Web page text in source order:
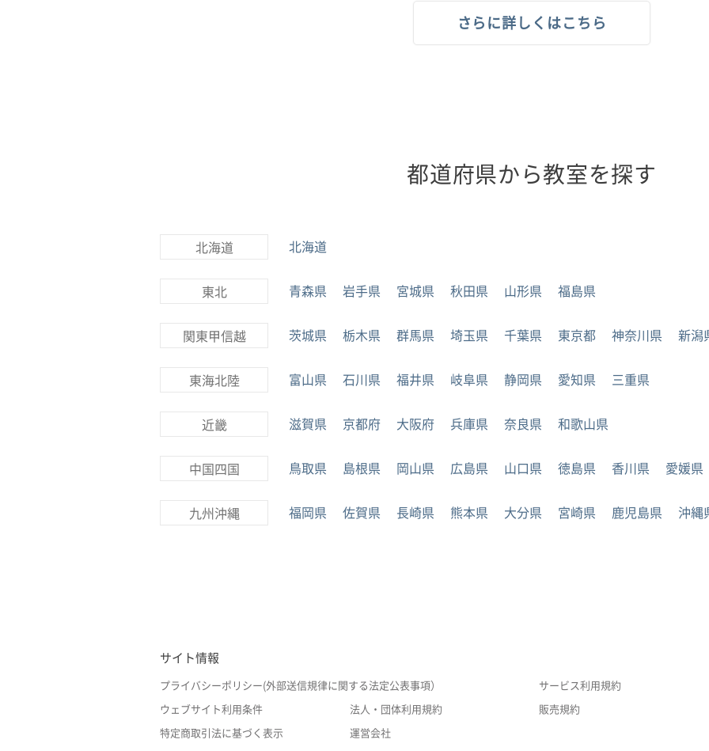
さらに詳しくはこちら
都道府県から教室を探す
北海道 北海道
東北 青森県 岩手県 宮城県 秋田県 山形県 福島県
関東甲信越 茨城県 栃木県 群馬県 埼玉県 千葉県 東京都 神奈川県 新潟
東海北陸 富山県 石川県 福井県 岐阜県 静岡県 愛知県 三重県
近畿 滋賀県 京都府 大阪府 兵庫県 奈良県 和歌山県
中国四国 鳥取県 島根県 岡山県 広島県 山口県 徳島県 香川県 愛媛県
九州沖縄 福岡県 佐賀県 長崎県 熊本県 大分県 宮崎県 鹿児島県 沖縄
サイト情報
プライバシーポリシー(外部送信規律に関する法定公表事項） サービス利用規約
ウェブサイト利用条件 法人・団体利用規約 販売規約
特定商取引法に基づく表示 運営会社